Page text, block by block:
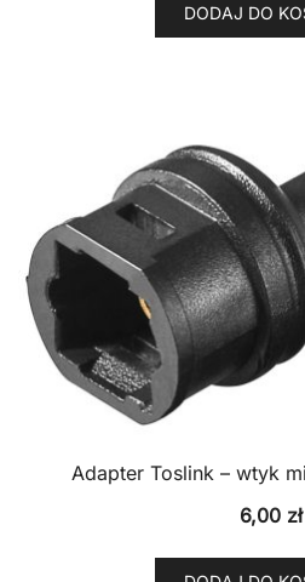
DODAJ DO
Adapter Toslink – wtyk
6,00 zł